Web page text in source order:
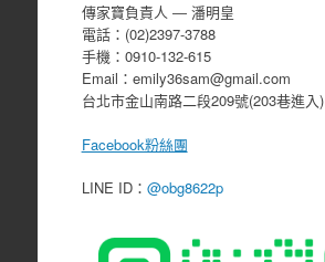
傳家寶負責人 ― 潘明皇
電話：(02)2397-3788
手機：0910-132-615
Email：emily36sam@gmail.com
台北市金山南路二段209號(203巷進入)
Facebook粉絲團
LINE ID： @obg8622p